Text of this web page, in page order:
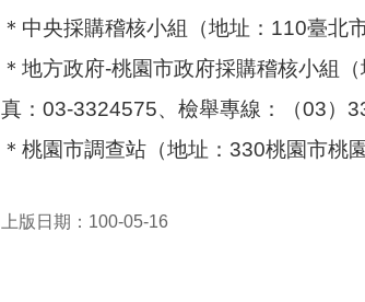
＊中央採購稽核小組（地址：110臺
＊地方政府-桃園市政府採購稽核小組
真：03-3324575、檢舉專線：（03）
＊桃園市調查站（地址：330桃園市
上版日期：100-05-16